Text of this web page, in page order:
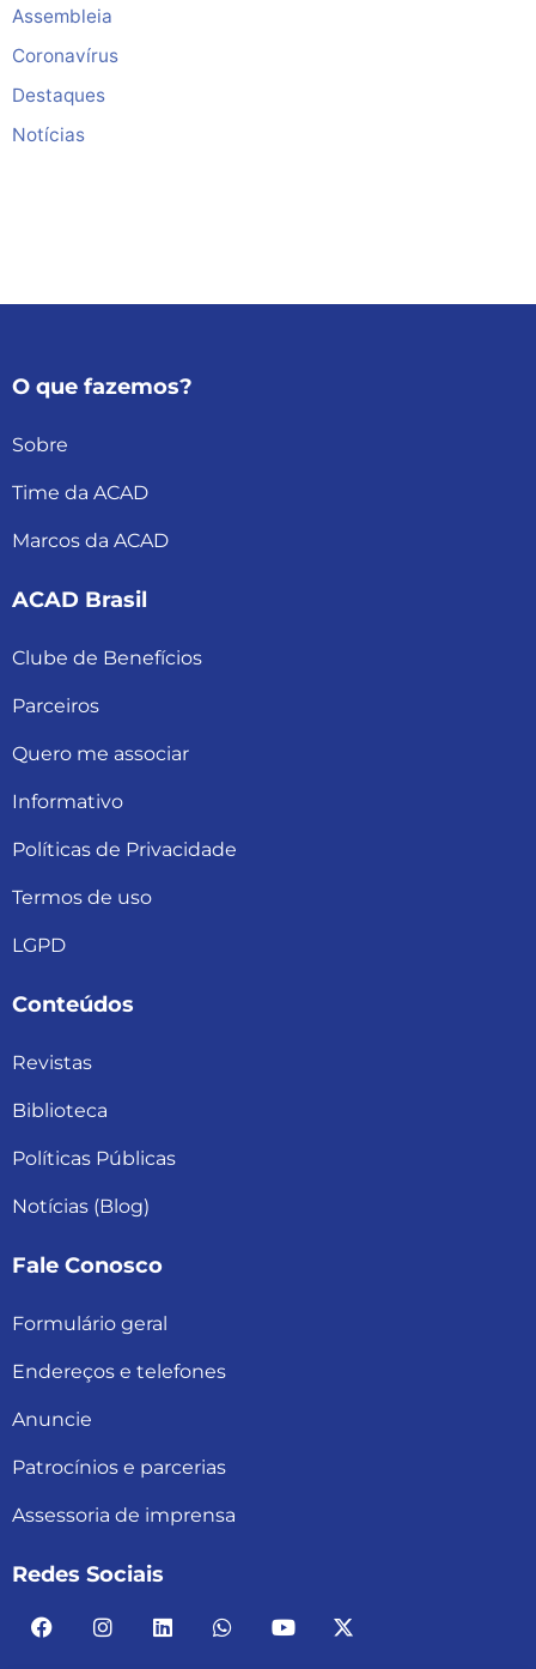
Assembleia
Coronavírus
Destaques
Notícias
O que fazemos?
Sobre
Time da ACAD
Marcos da ACAD
ACAD Brasil
Clube de Benefícios
Parceiros
Quero me associar
Informativo
Políticas de Privacidade
Termos de uso
LGPD
Conteúdos
Revistas
Biblioteca
Políticas Públicas
Notícias (Blog)
Fale Conosco
Formulário geral
Endereços e telefones
Anuncie
Patrocínios e parcerias
Assessoria de imprensa
Redes Sociais